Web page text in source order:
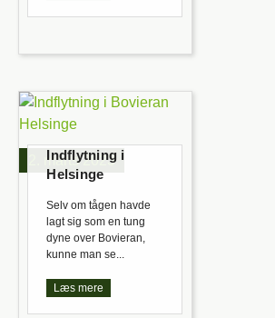
2. marts 2023
Indflytning i
Helsinge
Selv om tågen havde
lagt sig som en tung
dyne over Bovieran,
kunne man se...
Læs mere